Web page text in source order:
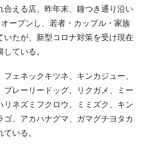
合える店。昨年末、鐘つき通り沿い
ープンし、若者・カップル・家族
いたが、新型コロナ対策を受け現在
ている。
ェネックキツネ、キンカジュー、
プレーリードッグ、リクガメ、ミー
リネズミフクロウ、ミミズク、キン
ゴ、アカハナグマ、ガマグチヨタカ
いる。